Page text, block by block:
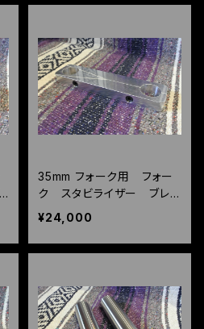
35mm フォーク用 フォー
ク スタビライザー ブレ
ース チークバー
¥24,000